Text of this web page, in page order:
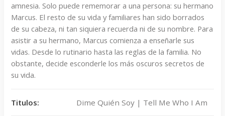
amnesia. Solo puede rememorar a una persona: su hermano
Marcus. El resto de su vida y familiares han sido borrados
de su cabeza, ni tan siquiera recuerda ni de su nombre. Para
asistir a su hermano, Marcus comienza a enseñarle sus
vidas. Desde lo rutinario hasta las reglas de la familia. No
obstante, decide esconderle los más oscuros secretos de
su vida.
Titulos: Dime Quién Soy | Tell Me Who I Am